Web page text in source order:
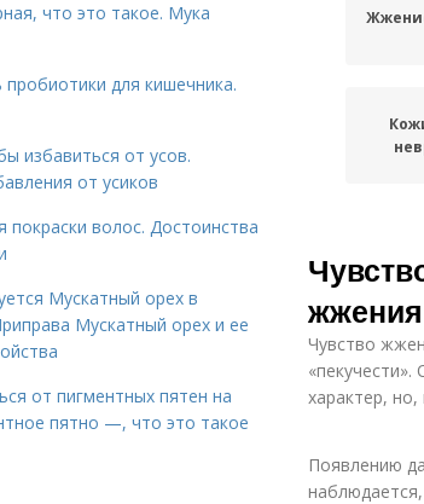
Чувство
характер,
Появлению
что это такое. Мука
для кишечника.
избавиться от усов.
от усиков
покраски волос. Достоинства
Мускатный орех в
Мускатный орех и ее
от пигментных пятен на
пятно —, что это такое